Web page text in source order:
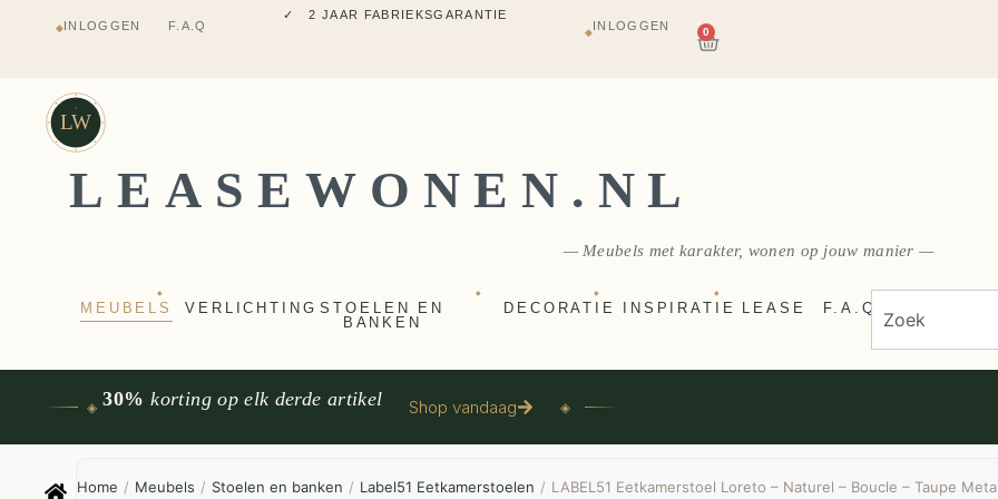
◆INLOGGEN F.A.Q
✓ 2 JAAR FABRIEKSGARANTIE
◆INLOGGEN 0
LW
LEASEWONEN.NL
— Meubels met karakter, wonen op jouw manier —
MEUBELS
◆
VERLICHTING STOELEN EN
BANKEN
◆
DECORATIE
◆
INSPIRATIE
◆
LEASE F.A.Q
◈ 30% korting op elk derde artikel Shop vandaag ◈
Home / Meubels / Stoelen en banken / Label51 Eetkamerstoelen / LABEL51 Eetkamerstoel Loreto – Naturel – Boucle – Taupe